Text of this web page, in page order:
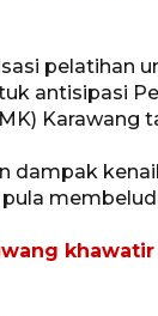
pelatihan
antisipasi
Karawang
dampak